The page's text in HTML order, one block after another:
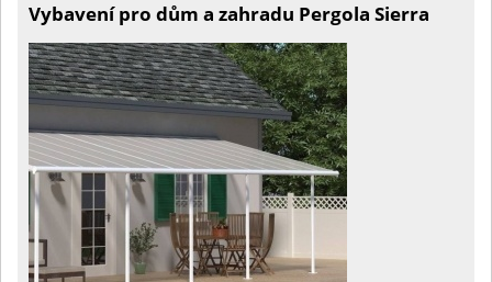
Vybavení pro dům a zahradu Pergola Sierra